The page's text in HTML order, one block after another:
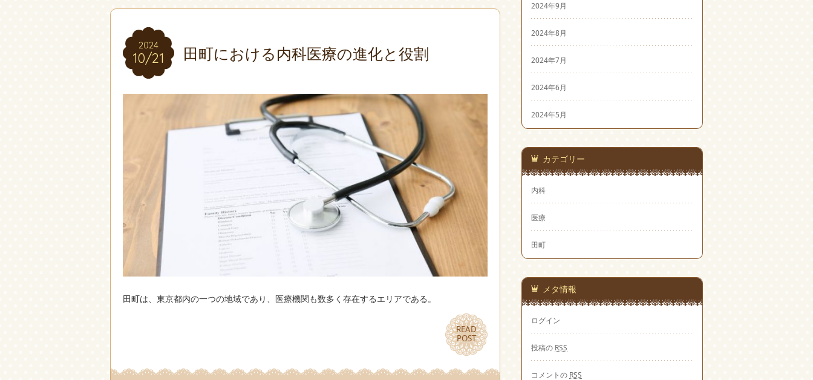
2024
10/21
2024
10/21 田町における内科医療の進化と役割
田町は、東京都内の一つの地域であり、医療機関も数多く存在するエリアである。
READ
POST
READ
POST
2024年9月
2024年8月
2024年7月
2024年6月
2024年5月
カテゴリー
内科
医療
田町
メタ情報
ログイン
投稿の RSS
コメントの RSS